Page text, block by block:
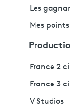
Les
Mes
France 2
France 3
V Studios